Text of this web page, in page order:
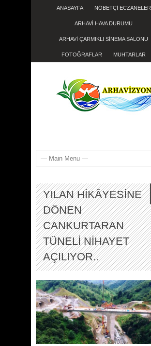
ANASAYFA NÖBETÇİ ECZANELER
ARHAVİ HAVA DURUMU
ARHAVİ ÇARMIKLI SİNEMA SALONU
FOTOĞRAFLAR MUHTARLAR
YILAN HİKÂYESİNE
DÖNEN
CANKURTARAN
TÜNELİ NİHAYET
AÇILIYOR..